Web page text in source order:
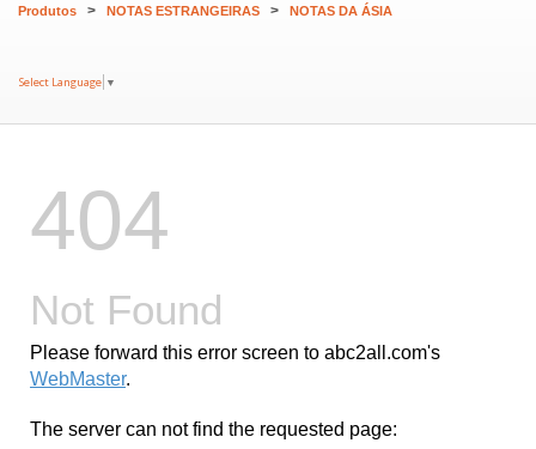
Produtos > NOTAS ESTRANGEIRAS > NOTAS DA ÁSIA
Select Language ▼